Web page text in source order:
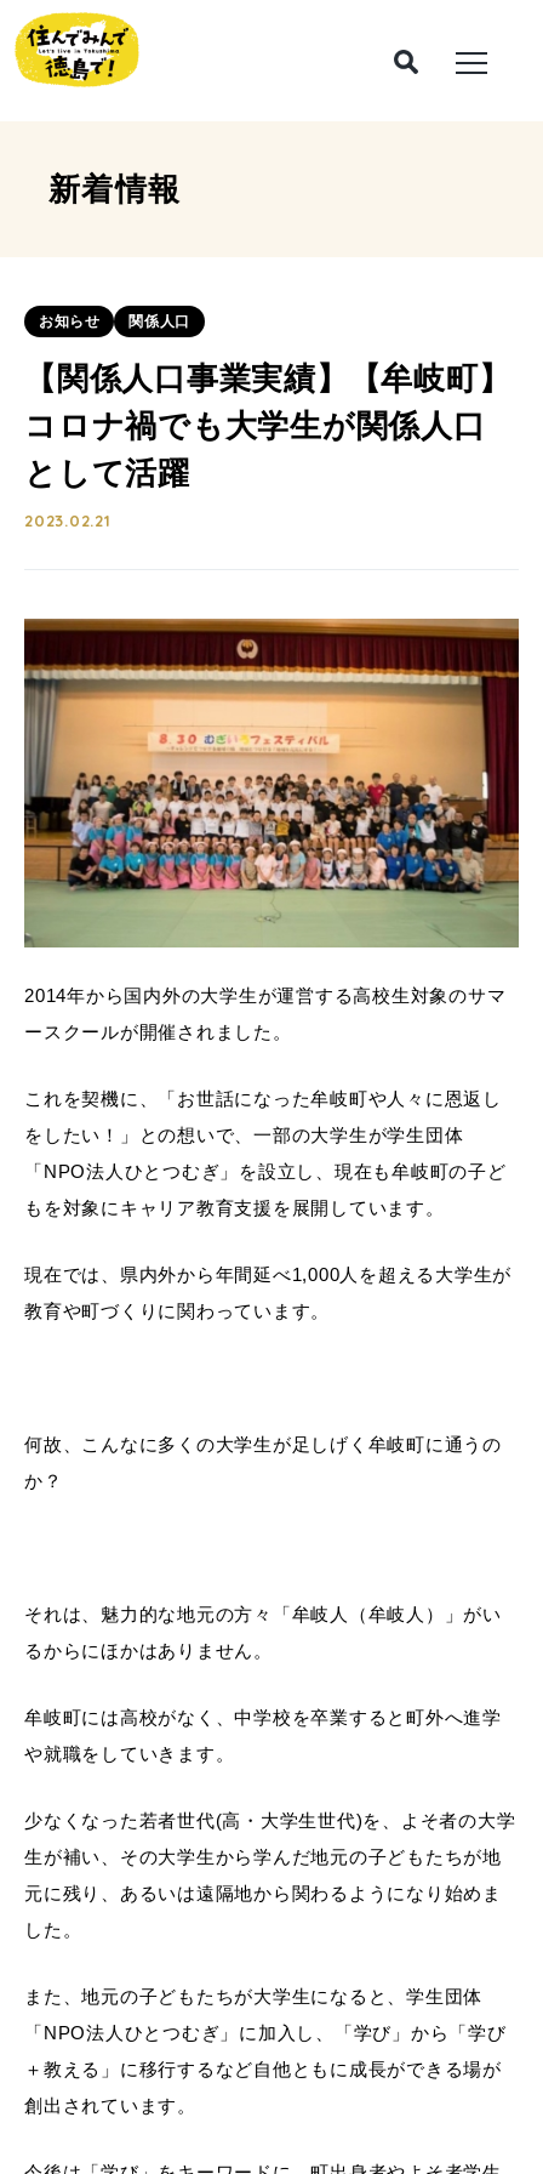
新着情報
お知らせ 関係人口
【関係人口事業実績】【牟岐町】
コロナ禍でも大学生が関係人口
として活躍
2023.02.21
2014年から国内外の大学生が運営する高校生対象のサマ
ースクールが開催されました。
これを契機に、「お世話になった牟岐町や人々に恩返し
をしたい！」との想いで、一部の大学生が学生団体
「NPO法人ひとつむぎ」を設立し、現在も牟岐町の子ど
もを対象にキャリア教育支援を展開しています。
現在では、県内外から年間延べ1,000人を超える大学生が
教育や町づくりに関わっています。
何故、こんなに多くの大学生が足しげく牟岐町に通うの
か？
それは、魅力的な地元の方々「牟岐人（牟岐人）」がい
るからにほかはありません。
牟岐町には高校がなく、中学校を卒業すると町外へ進学
や就職をしていきます。
少なくなった若者世代(高・大学生世代)を、よそ者の大学
生が補い、その大学生から学んだ地元の子どもたちが地
元に残り、あるいは遠隔地から関わるようになり始めま
した。
また、地元の子どもたちが大学生になると、学生団体
「NPO法人ひとつむぎ」に加入し、「学び」から「学び
＋教える」に移行するなど自他ともに成長ができる場が
創出されています。